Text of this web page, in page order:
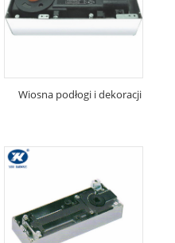
Wiosna podłogi i dekoracji